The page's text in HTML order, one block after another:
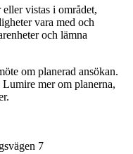
vistas i området,
vara med och
och lämna
om planerad ansökan.
mer om planerna,
7